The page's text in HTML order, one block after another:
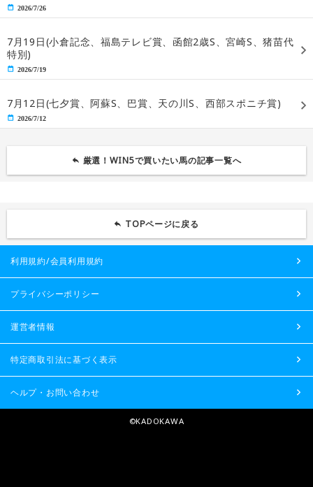
2026/7/26
7月19日(小倉記念、福島テレビ賞、函館2歳S、宮崎S、猪苗代
特別)
2026/7/19
7月12日(七夕賞、阿蘇S、巴賞、天の川S、西部スポニチ賞)
2026/7/12
厳選！WIN5で買いたい馬の記事一覧へ
TOPページに戻る
利用規約/会員利用規約
プライバシーポリシー
運営者情報
特定商取引法に基づく表示
ヘルプ・お問い合わせ
©KADOKAWA